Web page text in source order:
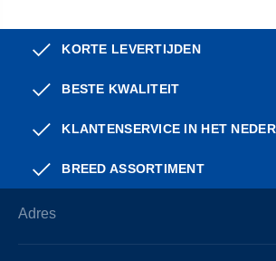
KORTE LEVERTIJDEN
BESTE KWALITEIT
KLANTENSERVICE IN HET
BREED ASSORTIMENT
Adres